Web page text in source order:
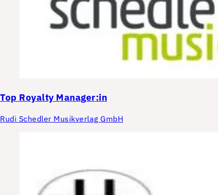
Top Royalty Manager:in
Rudi Schedler Musikverlag GmbH